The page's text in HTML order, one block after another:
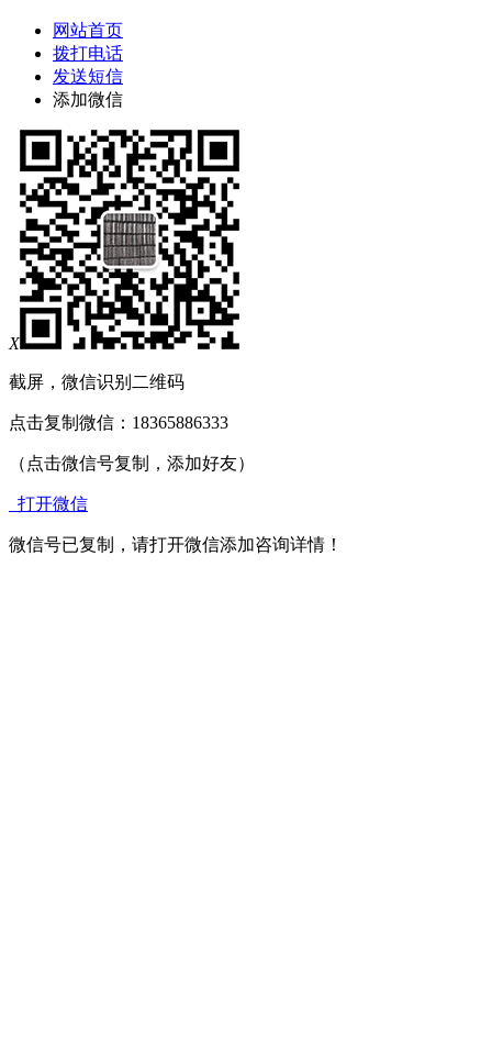
网站首页
拨打电话
发送短信
添加微信
X
截屏，微信识别二维码
点击复制微信：18365886333
（点击微信号复制，添加好友）
打开微信
微信号已复制，请打开微信添加咨询详情！